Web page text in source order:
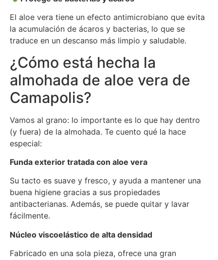
El aloe vera tiene un efecto antimicrobiano que evita
la acumulación de ácaros y bacterias, lo que se
traduce en un descanso más limpio y saludable.
¿Cómo está hecha la
almohada de aloe vera de
Camapolis?
Vamos al grano: lo importante es lo que hay dentro
(y fuera) de la almohada. Te cuento qué la hace
especial:
Funda exterior tratada con aloe vera
Su tacto es suave y fresco, y ayuda a mantener una
buena higiene gracias a sus propiedades
antibacterianas. Además, se puede quitar y lavar
fácilmente.
Núcleo viscoelástico de alta densidad
Fabricado en una sola pieza, ofrece una gran